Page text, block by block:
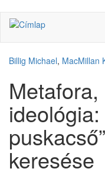
Ugrás
tartalomra
Billig Michael, MacMillan
keresése